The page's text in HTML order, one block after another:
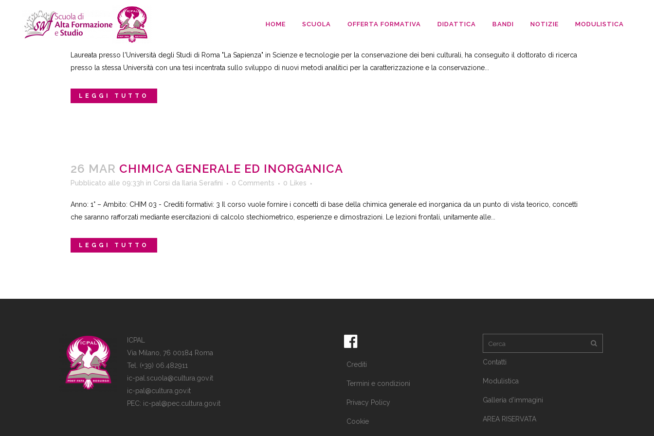
HOME SCUOLA OFFERTA FORMATIVA DIDATTICA BANDI NOTIZIE MODULISTICA
26 MAR ILARIA SERAFINI
Pubblicato alle 13:19hin
Laureata presso l'Università degli Studi di Roma "La Sapienza" in Scienze e tecnologie per la conservazione dei beni culturali, ha conseguito il dottorato di ricerca
presso la stessa Università con una tesi incentrata sullo sviluppo di nuovi metodi analitici per la caratterizzazione e la conservazione...
LEGGI TUTTO
26 MAR CHIMICA GENERALE ED INORGANICA
Pubblicato alle 09:33h in Corsi da Ilaria Serafini 0 Comments 0 Likes
Anno: 1° – Ambito: CHIM 03 - Crediti formativi: 3 Il corso vuole fornire i concetti di base della chimica generale ed inorganica da un punto di vista teorico, concetti
che saranno rafforzati mediante esercitazioni di calcolo stechiometrico, esperienze e dimostrazioni. Le lezioni frontali, unitamente alle...
LEGGI TUTTO
ICPAL
Via Milano, 76 00184 Roma
Tel. (+39) 06.482911
ic-pal.scuola@cultura.gov.it
ic-pal@cultura.gov.it
PEC: ic-pal@pec.cultura.gov.it
Crediti
Termini e condizioni
Privacy Policy
Cookie
Contatti
Modulistica
Galleria d’immagini
AREA RISERVATA